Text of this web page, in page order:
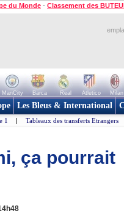
du Monde - Classement des
ManCity Barca Real Atletico Milan
Les Bleus & International
1 | Tableaux des transferts Etrangers
ça pourrait